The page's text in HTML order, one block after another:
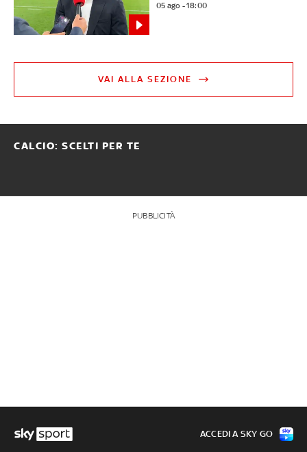
05 ago - 18:00
VAI ALLA SEZIONE
CALCIO: SCELTI PER TE
PUBBLICITÀ
ACCEDI A SKY GO